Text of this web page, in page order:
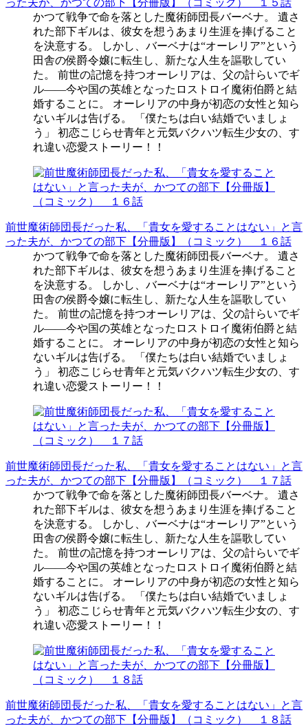
かつて戦争で命を落とした魔術師団長バーベナ。 遺さ
れた部下ギルは、彼女を想うあまり生涯を捧げること
を決意する。 しかし、バーベナは“オーレリア”という
田舎の侯爵令嬢に転生し、新たな人生を謳歌してい
た。 前世の記憶を持つオーレリアは、父の計らいでギ
ル――今や国の英雄となったロストロイ魔術伯爵と結
婚することに。 オーレリアの中身が初恋の女性と知ら
ないギルは告げる。 「僕たちは白い結婚でいましょ
う」 初恋こじらせ青年と元気バクハツ転生少女の、す
れ違い恋愛ストーリー！！
前世魔術師団長だった私、「貴女を愛することはない」と言
った夫が、かつての部下【分冊版】（コミック） １６話
かつて戦争で命を落とした魔術師団長バーベナ。 遺さ
れた部下ギルは、彼女を想うあまり生涯を捧げること
を決意する。 しかし、バーベナは“オーレリア”という
田舎の侯爵令嬢に転生し、新たな人生を謳歌してい
た。 前世の記憶を持つオーレリアは、父の計らいでギ
ル――今や国の英雄となったロストロイ魔術伯爵と結
婚することに。 オーレリアの中身が初恋の女性と知ら
ないギルは告げる。 「僕たちは白い結婚でいましょ
う」 初恋こじらせ青年と元気バクハツ転生少女の、す
れ違い恋愛ストーリー！！
前世魔術師団長だった私、「貴女を愛することはない」と言
った夫が、かつての部下【分冊版】（コミック） １７話
かつて戦争で命を落とした魔術師団長バーベナ。 遺さ
れた部下ギルは、彼女を想うあまり生涯を捧げること
を決意する。 しかし、バーベナは“オーレリア”という
田舎の侯爵令嬢に転生し、新たな人生を謳歌してい
た。 前世の記憶を持つオーレリアは、父の計らいでギ
ル――今や国の英雄となったロストロイ魔術伯爵と結
婚することに。 オーレリアの中身が初恋の女性と知ら
ないギルは告げる。 「僕たちは白い結婚でいましょ
う」 初恋こじらせ青年と元気バクハツ転生少女の、す
れ違い恋愛ストーリー！！
前世魔術師団長だった私、「貴女を愛することはない」と言
った夫が、かつての部下【分冊版】（コミック） １８話